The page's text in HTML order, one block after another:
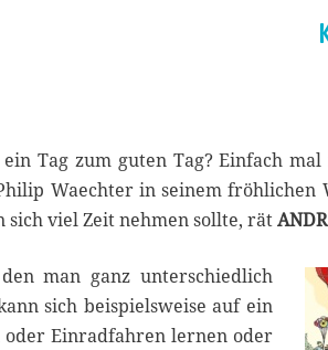
Tag zum guten Tag? Einfach mal
Waechter in seinem fröhlichen
sich viel Zeit nehmen sollte, rät
man ganz unterschiedlich
sich beispielsweise auf ein
oder Einradfahren lernen oder